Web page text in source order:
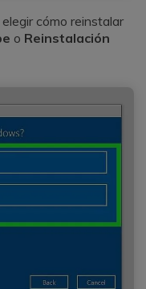
cómo reinstalar
o Reinstalación